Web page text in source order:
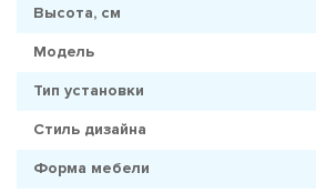
Высота, см
Модель
Тип установки
Стиль дизайна
Форма мебели